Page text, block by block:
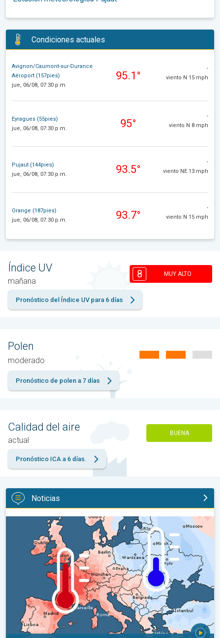
Condiciones actuales
Avignon/Caumont-sur-Durance
Aéroport (157pies)
jue, 06/08, 07:30 p.m.
95.1°
-
viento N 15 mph
Eyragues (55pies)
jue, 06/08, 07:30 p.m.
95°
-
viento N 8 mph
Pujaut (144pies)
jue, 06/08, 07:30 p.m.
93.5°
-
viento NE 13 mph
Orange (187pies)
jue, 06/08, 07:30 p.m.
93.7°
-
viento N 15 mph
Índice UV
mañana
8 MUY ALTO
Pronóstico del Índice UV para 6 días
Polen
moderado
Pronóstico de polen a 7 días
Calidad del aire
actual
BUENA
Pronóstico ICA a 6 días.
Noticias
Las dos caras de Europa. Contrastes meteorológicos. . .